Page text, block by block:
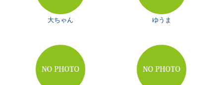
大ちゃん ゆうま